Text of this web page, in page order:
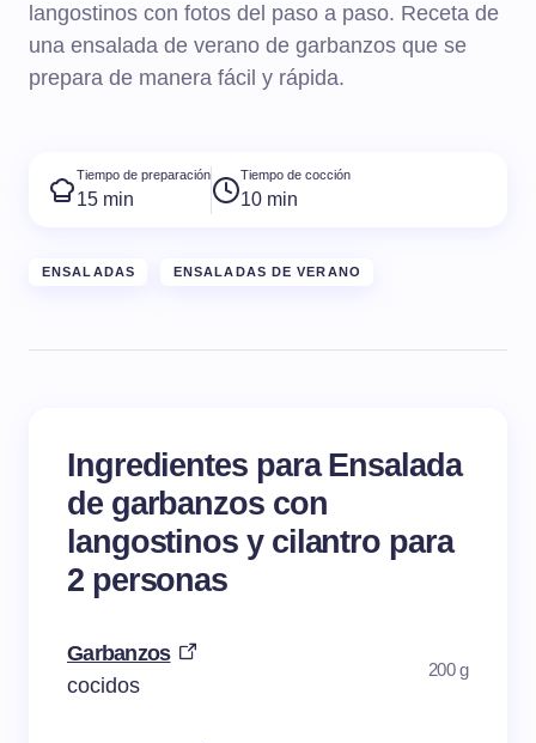
langostinos con fotos del paso a paso. Receta de
una ensalada de verano de garbanzos que se
prepara de manera fácil y rápida.
Tiempo de preparación
15 min
Tiempo de cocción
10 min
ENSALADAS ENSALADAS DE VERANO
Ingredientes para Ensalada
de garbanzos con
langostinos y cilantro para
2 personas
Garbanzos
cocidos
200 g